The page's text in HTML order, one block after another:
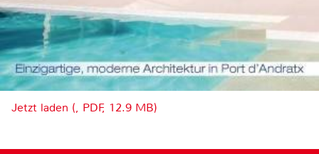
Jetzt laden (, PDF, 12.9 MB)